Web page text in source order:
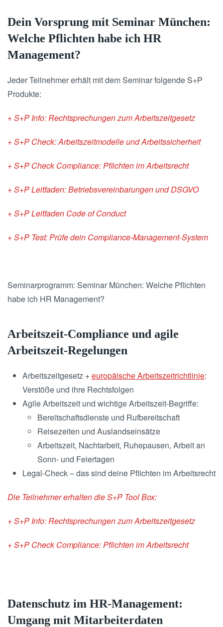
Dein Vorsprung mit Seminar München:
Welche Pflichten habe ich HR
Management?
Jeder Teilnehmer erhält mit dem Seminar folgende S+P
Produkte:
+ S+P Info: Rechtsprechungen zum Arbeitszeitgesetz
+ S+P Check: Arbeitszeitmodelle und Arbeitssicherheit
+ S+P Check Compliance: Pflichten im Arbeitsrecht
+ S+P Leitfaden: Betriebsvereinbarungen und DSGVO
+ S+P Leitfaden Code of Conduct
+ S+P Test: Prüfe dein Compliance-Management-System
Seminarprogramm: Seminar München: Welche Pflichten
habe ich HR Management?
Arbeitszeit-Compliance und agile
Arbeitszeit-Regelungen
Arbeitszeitgesetz +europäische Arbeitszeitrichtlinie:
Verstöße und ihre Rechtsfolgen
Agile Arbeitszeit und wichtige Arbeitszeit-Begriffe:
Bereitschaftsdienste und Rufbereitschaft
Reisezeiten und Auslandseinsätze
Arbeitszeit, Nachtarbeit, Ruhepausen, Arbeit an
Sonn- und Feiertagen
Legal-Check – das sind deine Pflichten im Arbeitsrecht
Die Teilnehmer erhalten die S+P Tool Box:
+ S+P Info: Rechtsprechungen zum Arbeitszeitgesetz
+ S+P Check Compliance: Pflichten im Arbeitsrecht
Datenschutz im HR-Management:
Umgang mit Mitarbeiterdaten